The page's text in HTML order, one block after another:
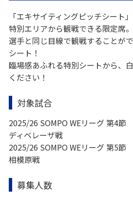
「エキサイティングピッチシート
特別エリアから観戦できる限定席。
選手と同じ目線で観戦することが
シート！
臨場感あふれる特別シートから、
ください！
対象試合
2025/26 SOMPO WEリーグ 第4
ディベレーザ戦
2025/26 SOMPO WEリーグ 第5
相模原戦
募集人数